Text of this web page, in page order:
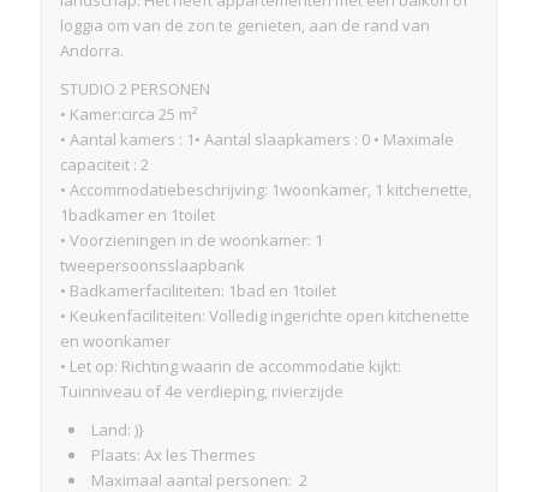
loggia om van de zon te genieten, aan de rand van
Andorra.
STUDIO 2 PERSONEN
• Kamer:circa 25 m²
• Aantal kamers : 1• Aantal slaapkamers : 0 • Maximale
capaciteit : 2
• Accommodatiebeschrijving: 1woonkamer, 1 kitchenette,
1badkamer en 1toilet
• Voorzieningen in de woonkamer: 1
tweepersoonsslaapbank
• Badkamerfaciliteiten: 1bad en 1toilet
• Keukenfaciliteiten: Volledig ingerichte open kitchenette
en woonkamer
• Let op: Richting waarin de accommodatie kijkt:
Tuinniveau of 4e verdieping, rivierzijde
Land: )}
Plaats: Ax les Thermes
Maximaal aantal personen: 2